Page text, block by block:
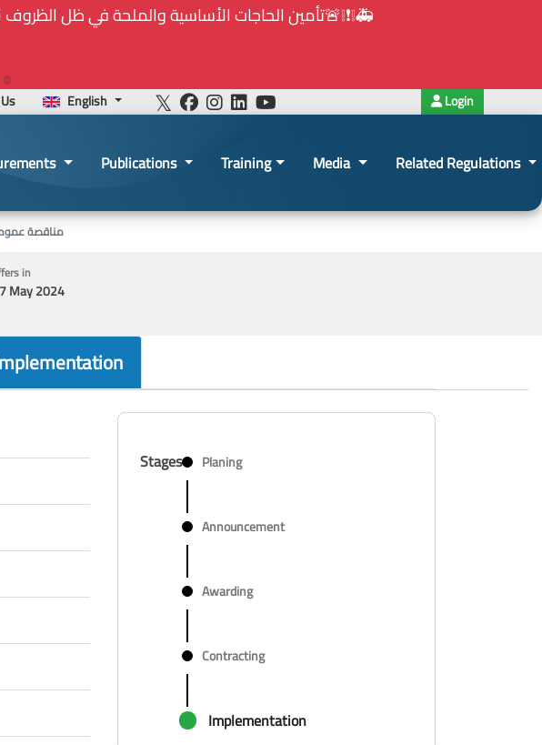
English Login
Publications Training Media Related Regulations
مناقصة
in
May 2024
Stages Planing
Announcement
Awarding
Contracting
Implementation